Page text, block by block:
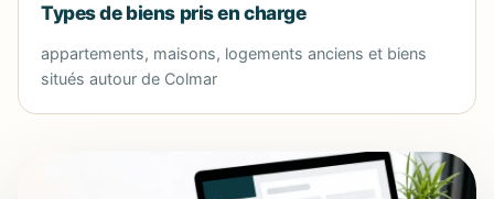
Types de biens pris en charge
appartements, maisons, logements anciens et biens
situés autour de Colmar